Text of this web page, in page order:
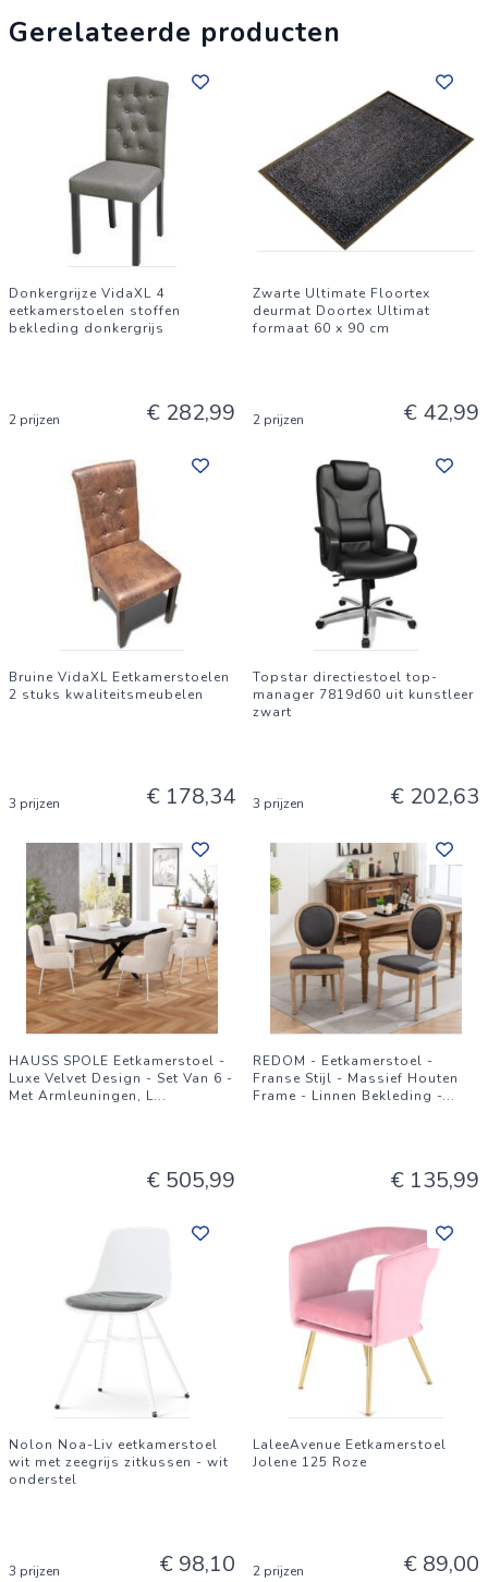
Gerelateerde producten
Donkergrijze VidaXL 4
eetkamerstoelen stoffen
bekleding donkergrijs
2 prijzen € 282,99
Zwarte Ultimate Floortex
deurmat Doortex Ultimat
formaat 60 x 90 cm
2 prijzen € 42,99
Bruine VidaXL Eetkamerstoelen
2 stuks kwaliteitsmeubelen
3 prijzen € 178,34
Topstar directiestoel top-
manager 7819d60 uit kunstleer
zwart
3 prijzen € 202,63
HAUSS SPOLE Eetkamerstoel -
Luxe Velvet Design - Set Van 6 -
Met Armleuningen, L...
€ 505,99
REDOM - Eetkamerstoel -
Franse Stijl - Massief Houten
Frame - Linnen Bekleding -...
€ 135,99
Nolon Noa-Liv eetkamerstoel
wit met zeegrijs zitkussen - wit
onderstel
3 prijzen € 98,10
LaleeAvenue Eetkamerstoel
Jolene 125 Roze
2 prijzen € 89,00